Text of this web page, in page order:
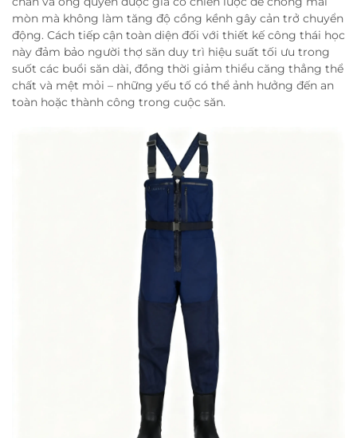
mòn mà không làm tăng độ cồng kềnh gây cản trở chuyển
động. Cách tiếp cận toàn diện đối với thiết kế công thái học
này đảm bảo người thợ săn duy trì hiệu suất tối ưu trong
suốt các buổi săn dài, đồng thời giảm thiểu căng thẳng thể
chất và mệt mỏi – những yếu tố có thể ảnh hưởng đến an
toàn hoặc thành công trong cuộc săn.